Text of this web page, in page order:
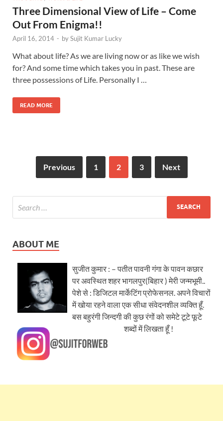
Three Dimensional View of Life – Come
Out From Enigma!!
April 16, 2014 - bySujit Kumar Lucky
What about life? As we are living now or as like we wish
for? And some time which takes you in past. These are
three possessions of Life. Personally I …
READ MORE
Previous 1 2 3 Next
ABOUT ME
सुजीत कुमार : – पतीत पावनी गंगा के पावन कछार
पर अवस्थित शहर भागलपुर(बिहार ) मेरी जन्मभूमी..
पेशे से : डिजिटल मार्केटिंग प्रोफेसनल. अपने विचारों
में खोया रहने वाला एक सीधा संवेदनशील व्यक्ति हूँ.
बस बहुरंगी जिन्दगी की कुछ रंगों को समेटे टूटे फूटे
शब्दों में लिखता हूँ !